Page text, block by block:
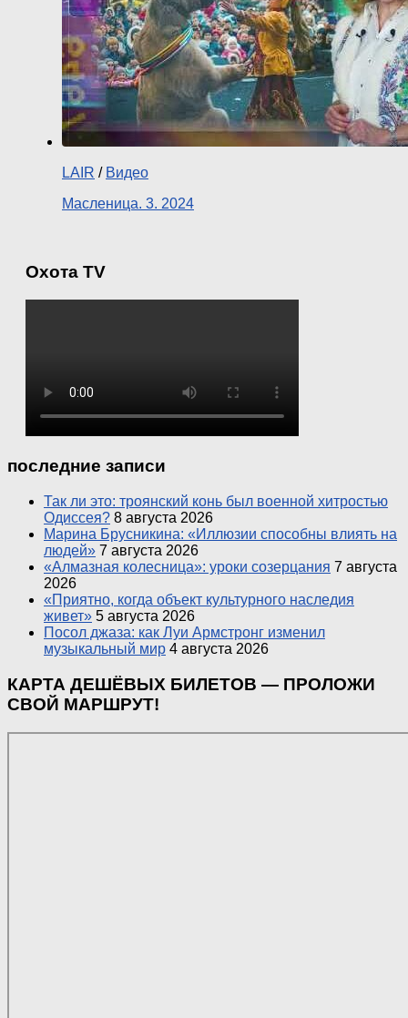
LAIR / Видео
Масленица. 3. 2024
Охота TV
последние записи
Так ли это: троянский конь был военной хитростью
Одиссея? 8 августа 2026
Марина Брусникина: «Иллюзии способны влиять на
людей» 7 августа 2026
«Алмазная колесница»: уроки созерцания 7 августа
2026
«Приятно, когда объект культурного наследия
живет» 5 августа 2026
Посол джаза: как Луи Армстронг изменил
музыкальный мир 4 августа 2026
КАРТА ДЕШЁВЫХ БИЛЕТОВ — ПРОЛОЖИ
СВОЙ МАРШРУТ!